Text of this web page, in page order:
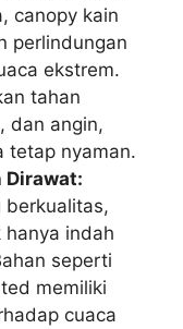
canopy kain
perlindungan
ekstrem.
tahan
dan angin,
tetap nyaman.
Dirawat:
berkualitas,
hanya indah
seperti
memiliki
cuaca